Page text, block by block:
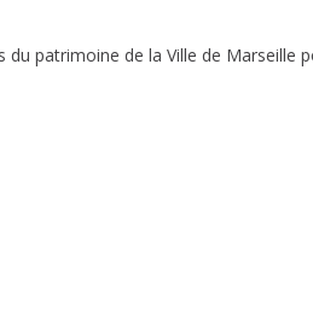
patrimoine de la Ville de Marseille